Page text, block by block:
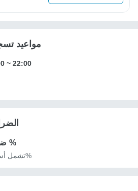
مواعيد
~ 22:00
5 %
تشمل أسعار الغرف عادةً الضرائب.5%